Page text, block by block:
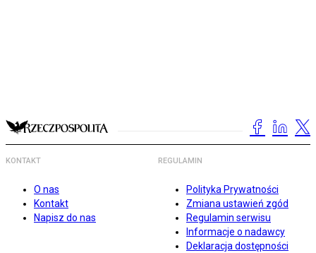
KONTAKT
O nas
Kontakt
Napisz do nas
REGULAMIN
Polityka Prywatności
Zmiana ustawień zgód
Regulamin serwisu
Informacje o nadawcy
Deklaracja dostępności